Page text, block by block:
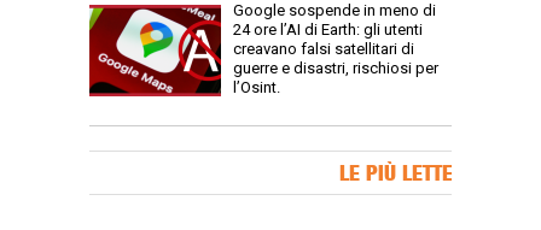
Google sospende in meno di
24 ore l’AI di Earth: gli utenti
creavano falsi satellitari di
guerre e disastri, rischiosi per
l’Osint.
LE PIÙ LETTE